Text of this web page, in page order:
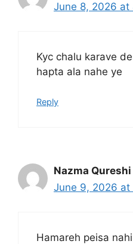
June 8, 2026 at
Kyc chalu karave
hapta ala nahe ye
Reply
Nazma Qureshi
June 9, 2026 at
Hamareh peisa